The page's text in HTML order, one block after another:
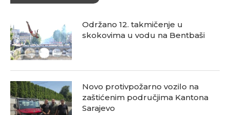
Održano 12. takmičenje u
skokovima u vodu na Bentbaši
Novo protivpožarno vozilo na
zaštićenim područjima Kantona
Sarajevo